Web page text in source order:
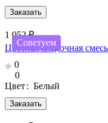
Заказать
Советуем
1 052 ₽
Цветная кладочная
0
0
Заказать
Цвет: Белый